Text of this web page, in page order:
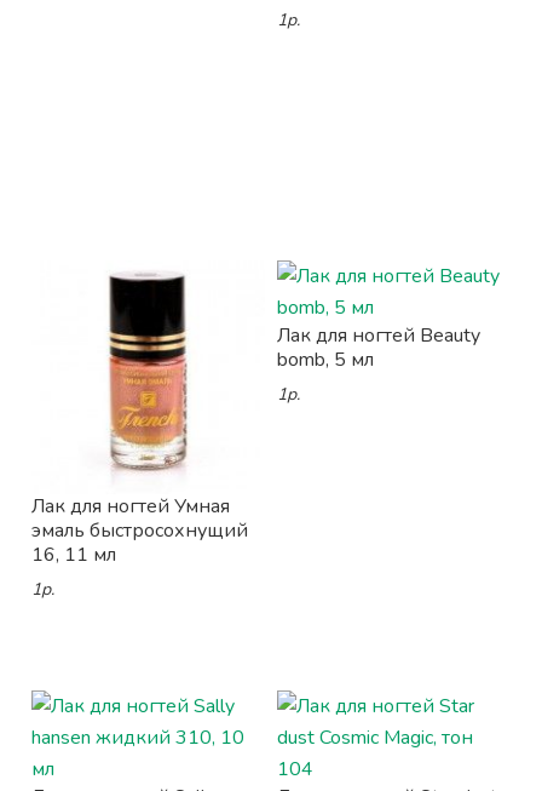
1р.
Лак для ногтей Умная
эмаль быстросохнущий
16, 11 мл
1р.
Лак для ногтей Beauty
bomb, 5 мл
1р.